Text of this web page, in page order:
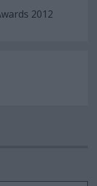
2012